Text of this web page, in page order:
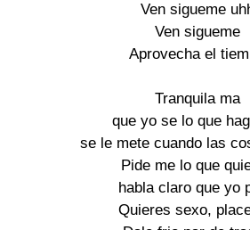
Ven sigueme
Ven sigueme
Aprovecha el
Tranquila ma
que yo se lo que
se le mete cuando las
Pide me lo que
habla claro que yo
Quieres sexo,